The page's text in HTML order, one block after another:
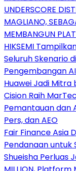
UNDERSCORE
MAGLIANO,
MEMBANGUN
HIKSEMI
Seluruh Skenario
Pengembangan
Huawei Jadi Mitra
Cision Raih
Pemantauan dan
Pers, dan AEO
Fair Finance Asia
Pendanaan untuk
Shueisha Perluas